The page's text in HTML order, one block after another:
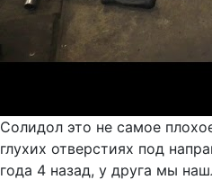
Солидол это не самое
глухих отверстиях под
года 4 назад, у друга мы